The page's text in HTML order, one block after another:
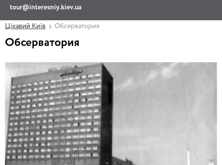
tour@interesniy.kiev.ua
Цікавий Київ Обсерватория
Обсерватория